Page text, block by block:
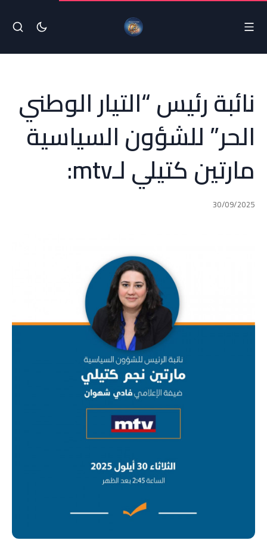
نائبة رئيس “التيار الوطني
الحر” للشؤون السياسية
مارتين كتيلي لـmtv:
30/09/2025